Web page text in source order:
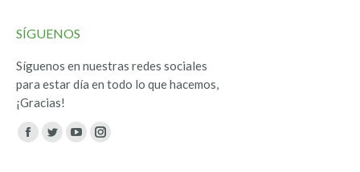
SÍGUENOS
Síguenos en nuestras redes sociales
para estar día en todo lo que hacemos,
¡Gracias!
Encuéntranos en:
Facebook
TwitterYouTubeInstagram